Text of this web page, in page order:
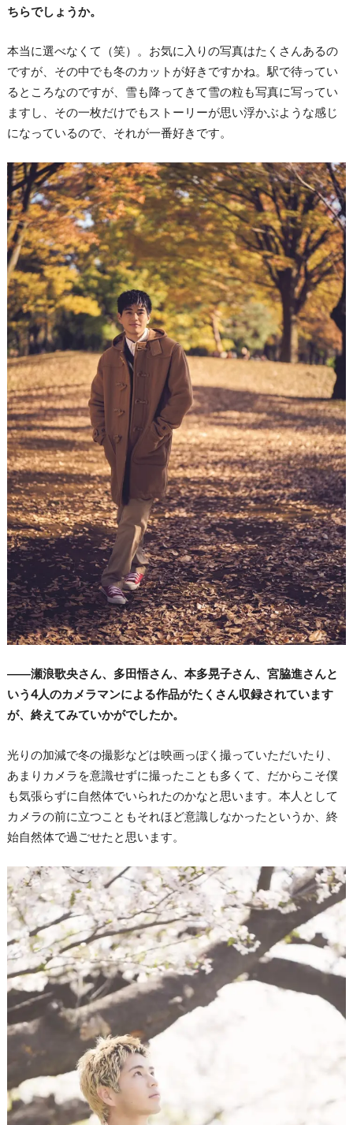
ちらでしょうか。
本当に選べなくて（笑）。お気に入りの写真はたくさんあるの
ですが、その中でも冬のカットが好きですかね。駅で待ってい
るところなのですが、雪も降ってきて雪の粒も写真に写ってい
ますし、その一枚だけでもストーリーが思い浮かぶような感じ
になっているので、それが一番好きです。
――瀬浪歌央さん、多田悟さん、本多晃子さん、宮脇進さんと
いう4人のカメラマンによる作品がたくさん収録されています
が、終えてみていかがでしたか。
光りの加減で冬の撮影などは映画っぽく撮っていただいたり、
あまりカメラを意識せずに撮ったことも多くて、だからこそ僕
も気張らずに自然体でいられたのかなと思います。本人として
カメラの前に立つこともそれほど意識しなかったというか、終
始自然体で過ごせたと思います。